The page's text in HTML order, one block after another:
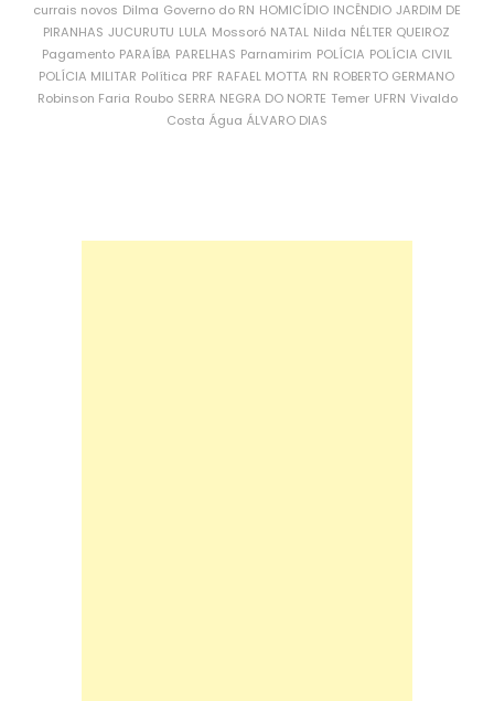
currais novos Dilma Governo do RN HOMICÍDIO INCÊNDIO JARDIM DE
PIRANHAS JUCURUTU LULA Mossoró NATAL Nilda NÉLTER QUEIROZ
Pagamento PARAÍBA PARELHAS Parnamirim POLÍCIA POLÍCIA CIVIL
POLÍCIA MILITAR Política PRF RAFAEL MOTTA RN ROBERTO GERMANO
Robinson Faria Roubo SERRA NEGRA DO NORTE Temer UFRN Vivaldo
Costa Água ÁLVARO DIAS